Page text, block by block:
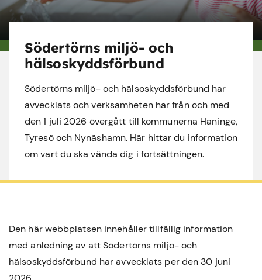
Södertörns miljö- och
hälsoskyddsförbund
Södertörns miljö- och hälsoskyddsförbund har
avvecklats och verksamheten har från och med
den 1 juli 2026 övergått till kommunerna Haninge,
Tyresö och Nynäshamn. Här hittar du information
om vart du ska vända dig i fortsättningen.
Den här webbplatsen innehåller tillfällig information
med anledning av att Södertörns miljö- och
hälsoskyddsförbund har avvecklats per den 30 juni